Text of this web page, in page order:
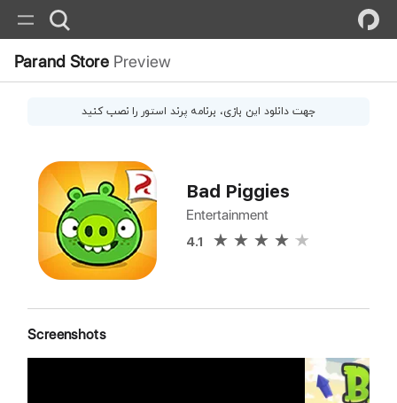
Parand Store Preview
جهت دانلود این بازی، برنامه پرند استور را نصب کنید
Bad Piggies
Entertainment
4.1
Screenshots